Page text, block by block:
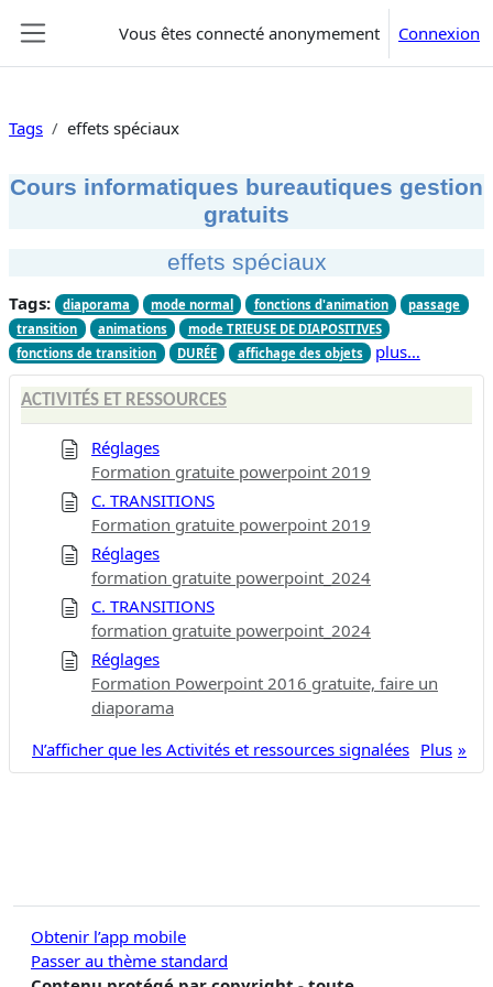
Vous êtes connecté anonymement Connexion
Tags effets spéciaux
Cours informatiques bureautiques gestion
gratuits
effets spéciaux
Tags: diaporama mode normal fonctions d'animation
passage
transition
animations
mode TRIEUSE DE DIAPOSITIVES
fonctions de transition
DURÉE affichage des objets plus…
ACTIVITÉS ET RESSOURCES
Réglages
Formation gratuite powerpoint 2019
C. TRANSITIONS
Formation gratuite powerpoint 2019
Réglages
formation gratuite powerpoint_2024
C. TRANSITIONS
formation gratuite powerpoint_2024
Réglages
Formation Powerpoint 2016 gratuite, faire un
diaporama
Plus
N’afficher que les Activités et ressources signalées
Obtenir l’app mobile
Passer au thème standard